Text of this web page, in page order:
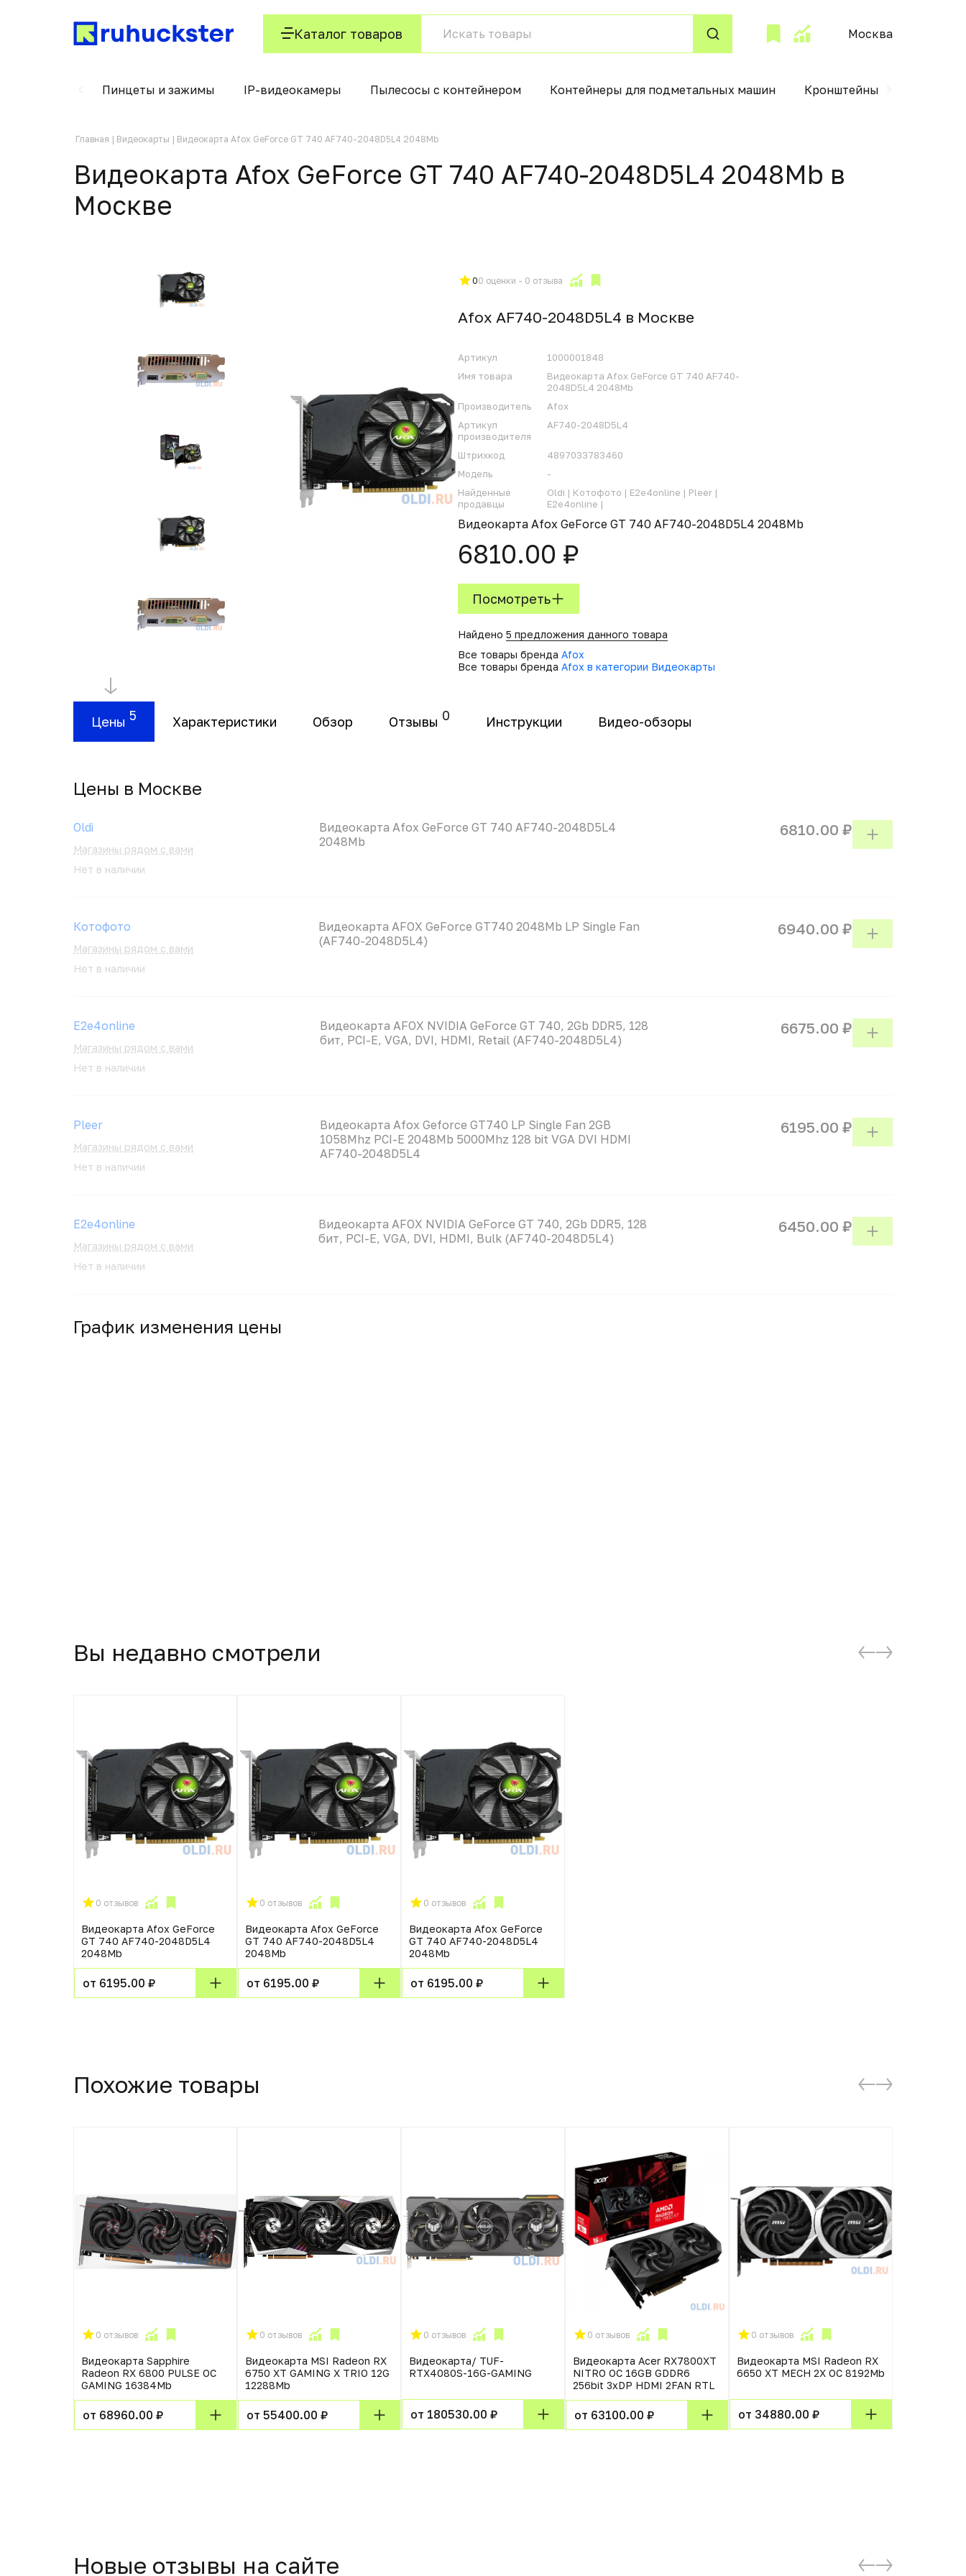
Каталог товаров Москва
Пинцеты и зажимы IP-видеокамеры Пылесосы с контейнером Контейнеры для подметальных машин Кронштейны для
Главная Видеокарты Видеокарта Afox GeForce GT 740 AF740-2048D5L4 2048Mb
Видеокарта Afox GeForce GT 740 AF740-2048D5L4 2048Mb в
Москвe
00 оценки - 0 отзыва
Afox AF740-2048D5L4 в Москвe
Артикул
1000001848
Имя товара
Видеокарта Afox GeForce GT 740 AF740-
2048D5L4 2048Mb
Производитель
Afox
Артикул
производителя
AF740-2048D5L4
Штрихкод
4897033783460
Модель
-
Найденные
продавцы
Oldi | Котофото | E2e4online | Pleer |
E2e4online |
Видеокарта Afox GeForce GT 740 AF740-2048D5L4 2048Mb
6810.00 ₽
Посмотреть
Найдено 5 предложения данного товара
Все товары бренда Afox
Все товары бренда Afox в категории Видеокарты
Цены 5 Характеристики Обзор Отзывы 0 Инструкции Видео-обзоры
Цены в Москвe
Oldi
Магазины рядом с вами
Нет в наличии
Видеокарта Afox GeForce GT 740 AF740-2048D5L4
2048Mb
6810.00 ₽
Котофото
Магазины рядом с вами
Нет в наличии
Видеокарта AFOX GeForce GT740 2048Mb LP Single Fan
(AF740-2048D5L4)
6940.00 ₽
E2e4online
Магазины рядом с вами
Нет в наличии
Видеокарта AFOX NVIDIA GeForce GT 740, 2Gb DDR5, 128
бит, PCI-E, VGA, DVI, HDMI, Retail (AF740-2048D5L4)
6675.00 ₽
Pleer
Магазины рядом с вами
Нет в наличии
Видеокарта Afox Geforce GT740 LP Single Fan 2GB
1058Mhz PCI-E 2048Mb 5000Mhz 128 bit VGA DVI HDMI
AF740-2048D5L4
6195.00 ₽
E2e4online
Магазины рядом с вами
Нет в наличии
Видеокарта AFOX NVIDIA GeForce GT 740, 2Gb DDR5, 128
бит, PCI-E, VGA, DVI, HDMI, Bulk (AF740-2048D5L4)
6450.00 ₽
График изменения цены
Вы недавно смотрели
0 отзывов
Видеокарта Afox GeForce
GT 740 AF740-2048D5L4
2048Mb
от 6195.00 ₽
0 отзывов
Видеокарта Afox GeForce
GT 740 AF740-2048D5L4
2048Mb
от 6195.00 ₽
0 отзывов
Видеокарта Afox GeForce
GT 740 AF740-2048D5L4
2048Mb
от 6195.00 ₽
Похожие товары
0 отзывов
Видеокарта Sapphire
Radeon RX 6800 PULSE OC
GAMING 16384Mb
от 68960.00 ₽
0 отзывов
Видеокарта MSI Radeon RX
6750 XT GAMING X TRIO 12G
12288Mb
от 55400.00 ₽
0 отзывов
Видеокарта/ TUF-
RTX4080S-16G-GAMING
от 180530.00 ₽
0 отзывов
Видеокарта Acer RX7800XT
NITRO OC 16GB GDDR6
256bit 3xDP HDMI 2FAN RTL
от 63100.00 ₽
0 отзывов
Видеокарта MSI Radeon RX
6650 XT MECH 2X OC 8192Mb
от 34880.00 ₽
Новые отзывы на сайте